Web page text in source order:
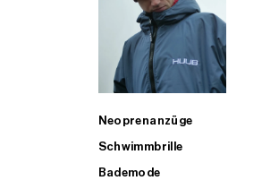
Neoprenanzüge
Schwimmbrille
Bademode